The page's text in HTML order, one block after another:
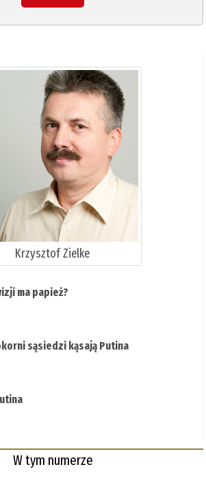
Krzysztof Zielke
ma papież?
sąsiedzi kąsają Putina
W tym numerze